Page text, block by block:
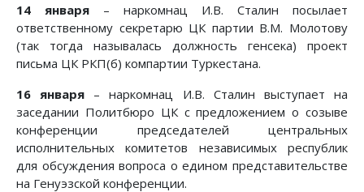
14 января – наркомнац И.В. Сталин посылает
ответственному секретарю ЦК партии В.М. Молотову
(так тогда называлась должность генсека) проект
письма ЦК РКП(б) компартии Туркестана.
16 января – наркомнац И.В. Сталин выступает на
заседании Политбюро ЦК с предложением о созыве
конференции председателей центральных
исполнительных комитетов независимых республик
для обсуждения вопроса о едином представительстве
на Генуэзской конференции.